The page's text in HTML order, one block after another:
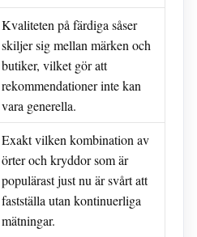
Kvaliteten på färdiga såser
skiljer sig mellan märken och
butiker, vilket gör att
rekommendationer inte kan
vara generella.
Exakt vilken kombination av
örter och kryddor som är
populärast just nu är svårt att
fastställa utan kontinuerliga
mätningar.